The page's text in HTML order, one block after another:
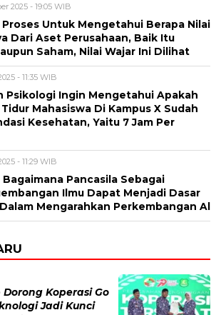
2025 - 19:05 WIB
Proses Untuk Mengetahui Berapa Nilai
Dari Aset Perusahaan, Baik Itu
Saham, Nilai Wajar Ini Dilihat
- 11:35 WIB
Psikologi Ingin Mengetahui Apakah
Mahasiswa Di Kampus X Sudah
Kesehatan, Yaitu 7 Jam Per
- 11:29 WIB
Bagaimana Pancasila Sebagai
Ilmu Dapat Menjadi Dasar
Mengarahkan Perkembangan Al
Koperasi Go
Jadi Kunci